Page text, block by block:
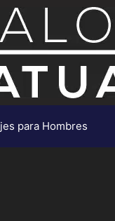
para Hombres